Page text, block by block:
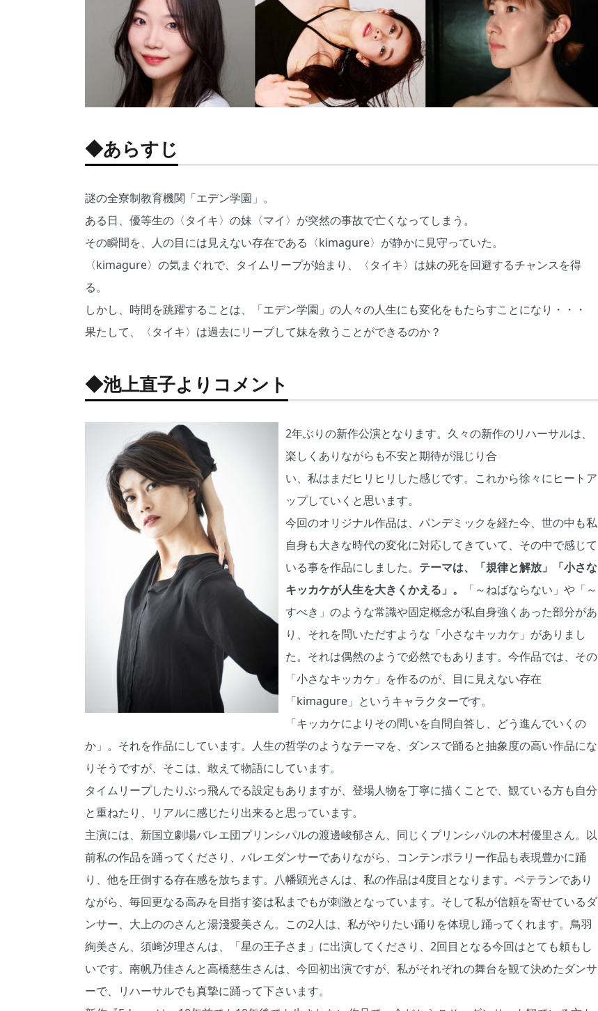
◆あらすじ
謎の全寮制教育機関「エデン学園」。
ある日、優等生の〈タイキ〉の妹〈マイ〉が突然の事故で亡くなってしまう。
その瞬間を、人の目には見えない存在である〈kimagure〉が静かに見守っていた。
〈kimagure〉の気まぐれで、タイムリープが始まり、〈タイキ〉は妹の死を回避するチャンスを得
る。
しかし、時間を跳躍することは、「エデン学園」の人々の人生にも変化をもたらすことになり・・・
果たして、〈タイキ〉は過去にリープして妹を救うことができるのか？
◆池上直子よりコメント
2年ぶりの新作公演となります。久々の新作のリハーサルは、
楽しくありながらも不安と期待が混じり合
い、私はまだヒリヒリした感じです。これから徐々にヒートア
ップしていくと思います。
今回のオリジナル作品は、パンデミックを経た今、世の中も私
自身も大きな時代の変化に対応してきていて、その中で感じて
いる事を作品にしました。 テーマは、「規律と解放」「小さな
キッカケが人生を大きくかえる」。
「～ねばならない」や「～
すべき」のような常識や固定概念が私自身強くあった部分があ
り、それを問いただすような「小さなキッカケ」がありまし
た。それは偶然のようで必然でもあります。今作品では、その
「小さなキッカケ」を作るのが、目に見えない存在
「kimagure」というキャラクターです。
「キッカケによりその問いを自問自答し、どう進んでいくの
か」。それを作品にしています。人生の哲学のようなテーマを、ダンスで踊ると抽象度の高い作品にな
りそうですが、そこは、敢えて物語にしています。
タイムリープしたりぶっ飛んでる設定もありますが、登場人物を丁寧に描くことで、観ている方も自分
と重ねたり、リアルに感じたり出来ると思っています。
主演には、新国立劇場バレエ団プリンシパルの渡邊峻郁さん、同じくプリンシパルの木村優里さん。以
前私の作品を踊ってくださり、バレエダンサーでありながら、コンテンポラリー作品も表現豊かに踊
り、他を圧倒する存在感を放ちます。八幡顕光さんは、私の作品は4度目となります。ベテランであり
ながら、毎回更なる高みを目指す姿は私までもが刺激となっています。そして私が信頼を寄せているダ
ンサー、大上ののさんと湯淺愛美さん。この2人は、私がやりたい踊りを体現し踊ってくれます。鳥羽
絢美さん、須﨑汐理さんは、「星の王子さま」に出演してくださり、2回目となる今回はとても頼もし
いです。南帆乃佳さんと高橋慈生さんは、今回初出演ですが、私がそれぞれの舞台を観て決めたダンサ
ーで、リハーサルでも真摯に踊って下さいます。